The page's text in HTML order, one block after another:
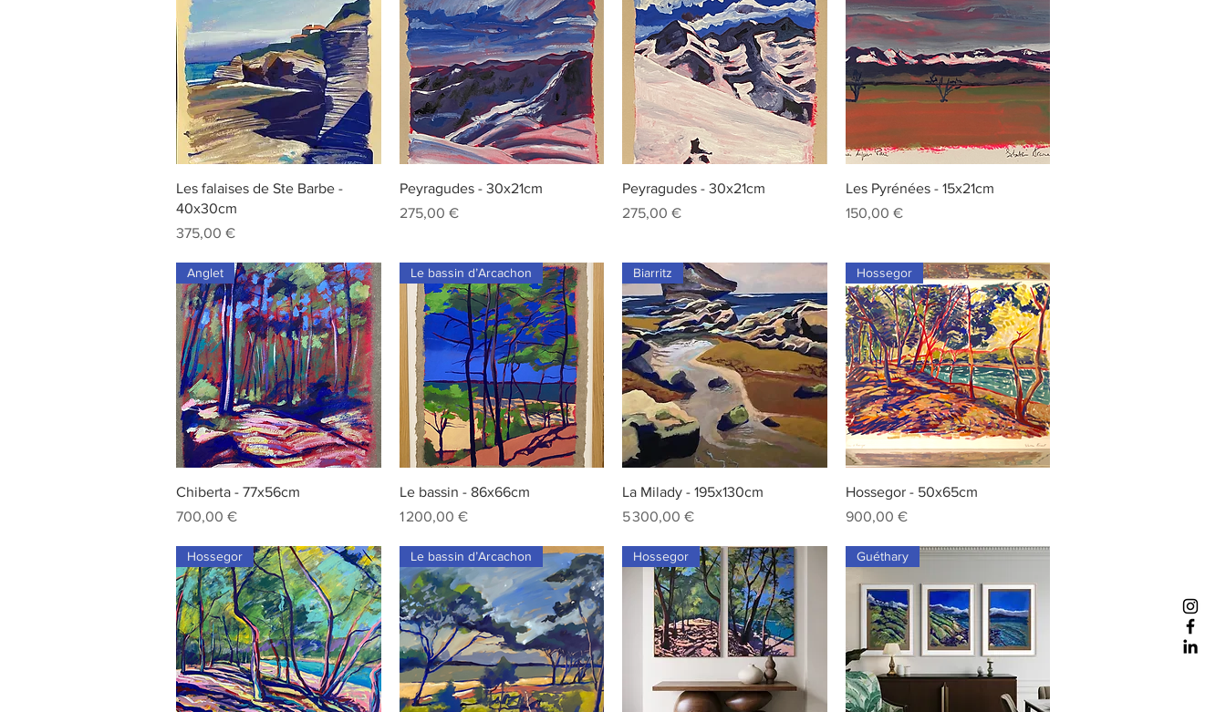
Aperçu rapide
Les falaises de Ste Barbe -
40x30cm
Prix
375,00 €
Aperçu rapide
Peyragudes - 30x21cm
Prix
275,00 €
Aperçu rapide
Peyragudes - 30x21cm
Prix
275,00 €
Aperçu rapide
Les Pyrénées - 15x21cm
Prix
150,00 €
Aperçu rapide
Anglet
Chiberta - 77x56cm
Prix
700,00 €
Aperçu rapide
Le bassin d’Arcachon
Le bassin - 86x66cm
Prix
1 200,00 €
Aperçu rapide
Biarritz
La Milady - 195x130cm
Prix
5 300,00 €
Aperçu rapide
Hossegor
Hossegor - 50x65cm
Prix
900,00 €
Hossegor Le bassin d’Arcachon Hossegor Guéthary